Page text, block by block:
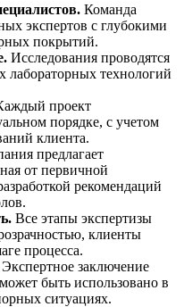
Команда
экспертов с глубокими
покрытий.
Исследования проводятся
лабораторных технологий
проект
порядке, с учетом
клиента.
предлагает
от первичной
рекомендаций
Все этапы экспертизы
клиенты
процесса.
Экспертное заключение
быть использовано в
ситуациях.